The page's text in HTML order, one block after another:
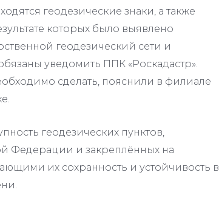
геодезические знаки, а также
которых было выявлено
геодезический сети и
уведомить ППК «Роскадастр».
сделать, пояснили в филиале
геодезических пунктов,
Федерации и закреплённых на
их сохранность и устойчивость в